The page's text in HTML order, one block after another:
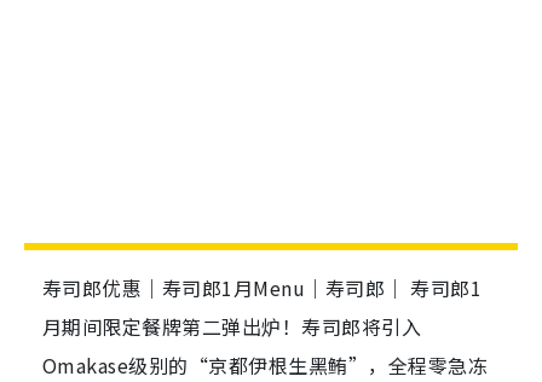
寿司郎优惠｜寿司郎1月Menu｜寿司郎｜ 寿司郎1
月期间限定餐牌第二弹出炉！寿司郎将引入
Omakase级别的“京都伊根生黑鲔”，全程零急冻